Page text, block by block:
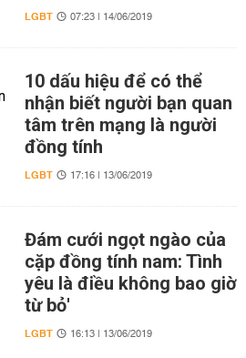
LGBT 07:23 | 14/06/2019
10 dấu hiệu để có thể
nhận biết người bạn quan
tâm trên mạng là người
đồng tính
LGBT 17:16 | 13/06/2019
Đám cưới ngọt ngào của
cặp đồng tính nam: Tình
yêu là điều không bao giờ
từ bỏ'
LGBT 16:13 | 13/06/2019